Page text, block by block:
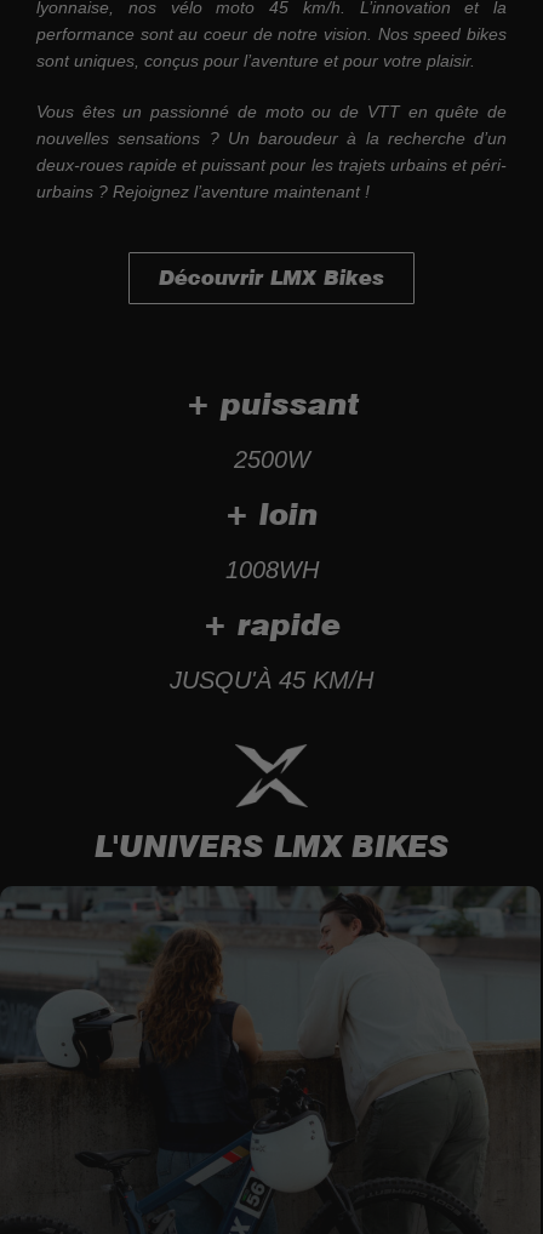
lyonnaise, nos vélo moto 45 km/h. L’innovation et la
performance sont au coeur de notre vision. Nos speed bikes
sont uniques, conçus pour l’aventure et pour votre plaisir.
Vous êtes un passionné de moto ou de VTT en quête de
nouvelles sensations ? Un baroudeur à la recherche d’un
deux-roues rapide et puissant pour les trajets urbains et péri-
urbains ? Rejoignez l’aventure maintenant !
Découvrir LMX Bikes
+ puissant
2500W
+ loin
1008WH
+ rapide
JUSQU'À 45 KM/H
L'UNIVERS LMX BIKES